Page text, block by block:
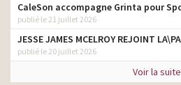
CaleSon accompagne Grinta pour
publié le 21 juillet 2026
JESSE JAMES MCELROY REJOINT
publié le 20 juillet 2026
Voir la suite